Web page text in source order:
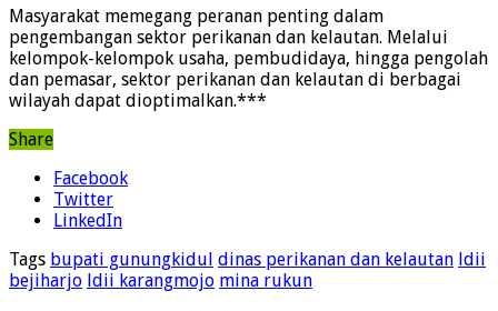
Masyarakat memegang peranan penting dalam
pengembangan sektor perikanan dan kelautan. Melalui
kelompok-kelompok usaha, pembudidaya, hingga pengolah
dan pemasar, sektor perikanan dan kelautan di berbagai
wilayah dapat dioptimalkan.***
Share
Facebook
Twitter
LinkedIn
Tags bupati gunungkidul dinas perikanan dan kelautan ldii
bejiharjo ldii karangmojo mina rukun